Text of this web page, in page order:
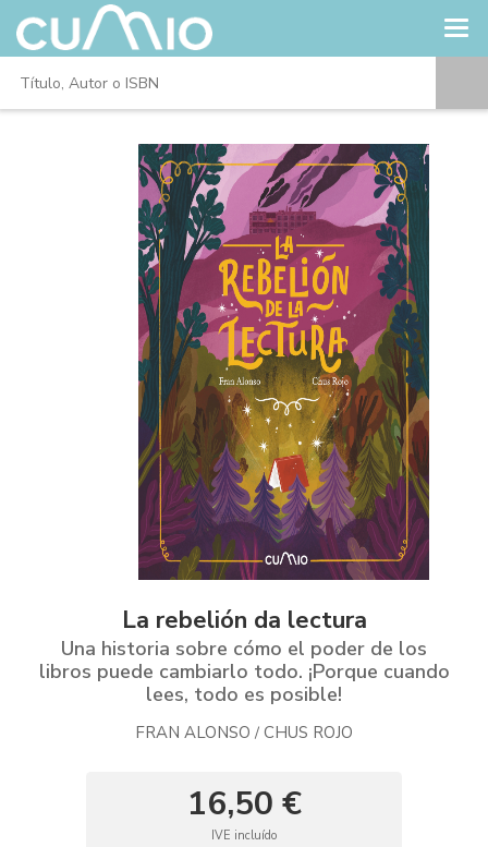
La rebelión da lectura
Una historia sobre cómo el poder de los
libros puede cambiarlo todo. ¡Porque cuando
lees, todo es posible!
FRAN ALONSO / CHUS ROJO
16,50 €
IVE incluído